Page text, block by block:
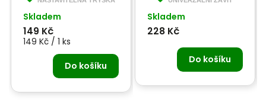
Skladem
149 Kč
149 Kč / 1 ks
Do košíku
Skladem
228 Kč
Do košíku